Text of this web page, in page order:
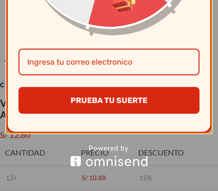
Vajillas Corona – Plato hondo S/Ala 514Cc
Actualite Blanco
S/12.80
CANTIDAD PRECIO DESCUENTO
12+ S/ 10.88 15%
PRUEBA TU SUERTE